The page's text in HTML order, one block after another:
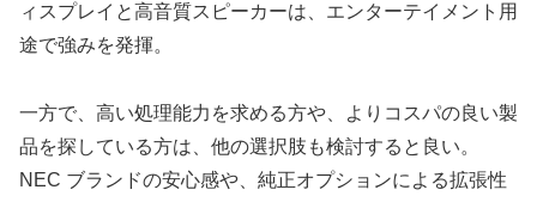
ィスプレイと高音質スピーカーは、エンターテイメント用
途で強みを発揮。
一方で、高い処理能力を求める方や、よりコスパの良い製
品を探している方は、他の選択肢も検討すると良い。
NEC ブランドの安心感や、純正オプションによる拡張性